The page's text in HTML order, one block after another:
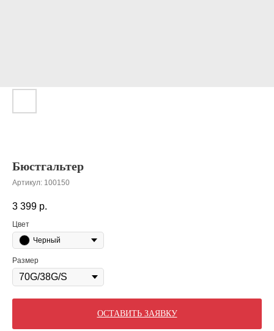
Бюстгальтер
Артикул: 100150
3 399 р.
Цвет
Черный
Размер
ОСТАВИТЬ ЗАЯВКУ